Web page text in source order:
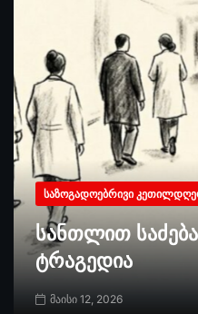
ᲡᲐᲖᲝᲒᲐᲓᲝᲔᲑᲠᲘᲕᲘ
სანთლით
ტრაგედია
მაისი 12, 2026